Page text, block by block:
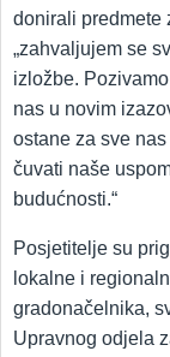
donirali predmete
„zahvaljujem se
izložbe.
nas u novim
ostane za sve
čuvati naše
budućnosti.“
Posjetitelje su
lokalne i
gradonačelnika,
Upravnog odjela